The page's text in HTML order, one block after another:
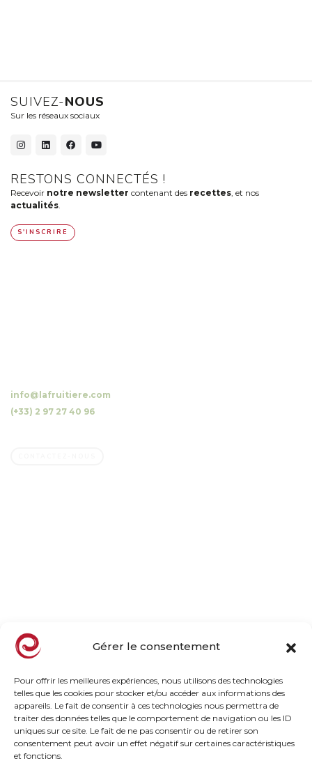
Gérer le consentement
Pour offrir les meilleures expériences, nous utilisons des technologies
telles que les cookies pour stocker et/ou accéder aux informations des
appareils. Le fait de consentir à ces technologies nous permettra de
traiter des données telles que le comportement de navigation ou les ID
uniques sur ce site. Le fait de ne pas consentir ou de retirer son
consentement peut avoir un effet négatif sur certaines caractéristiques
et fonctions.
SUIVEZ-NOUS
Sur les réseaux sociaux
RESTONS CONNECTÉS !
Recevoir notre newsletter contenant des recettes , et nos
actualités
S'INSCRIRE
info@lafruitiere.com
(+33) 2 97 27 40 96
Notre offre
Gamme Surgelée
Gamme Frais
Tous les fruits et saveurs
Recettes des chefs